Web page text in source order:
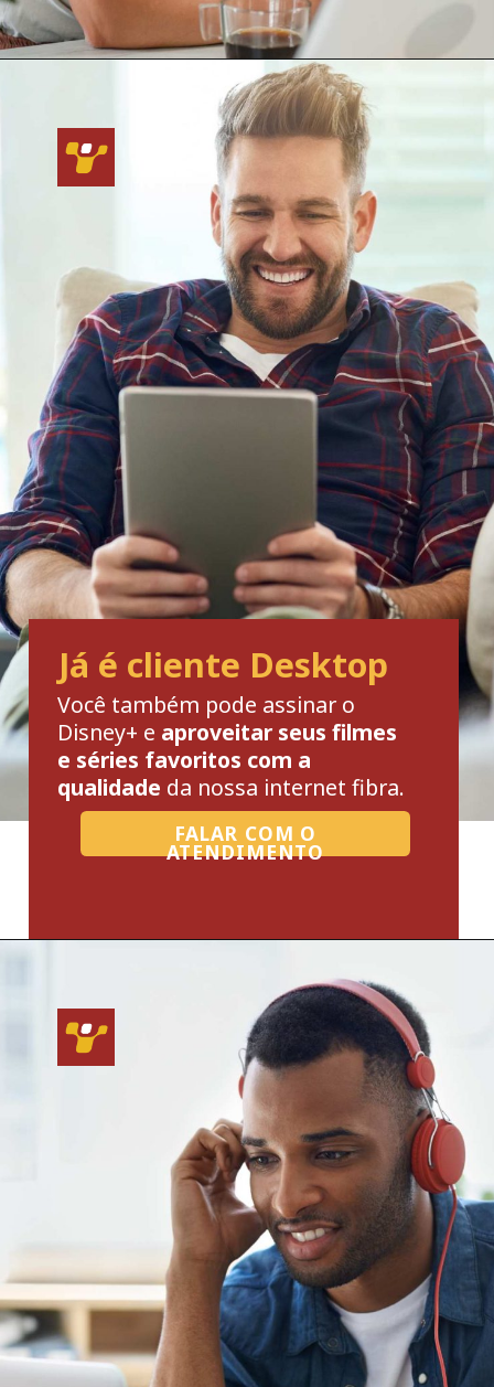
Já é cliente Desktop
Você também pode assinar o
Disney+ e aproveitar seus filmes
e séries favoritos com a
qualidade da nossa internet fibra.
FALAR COM O
ATENDIMENTO